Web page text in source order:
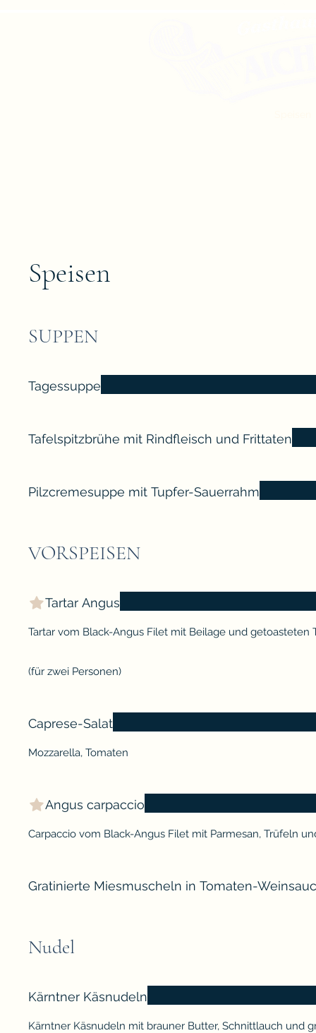
Speisen
SUPPEN
Tagessuppe
Tafelspitzbrühe mit Rindfleisch und Frittaten
Pilzcremesuppe mit Tupfer-Sauerrahm
VORSPEISEN
Tartar Angus
Tartar vom Black-Angus Filet mit Beilage und getoasteten
(für zwei Personen)
Caprese-Salat
Mozzarella, Tomaten
Angus carpaccio
Carpaccio vom Black-Angus Filet mit Parmesan, Trüfeln
Gratinierte Miesmuscheln in Tomaten-
Nudel
Kärntner Käsnudeln
Kärntner Käsnudeln mit brauner Butter, Schnittlauch und